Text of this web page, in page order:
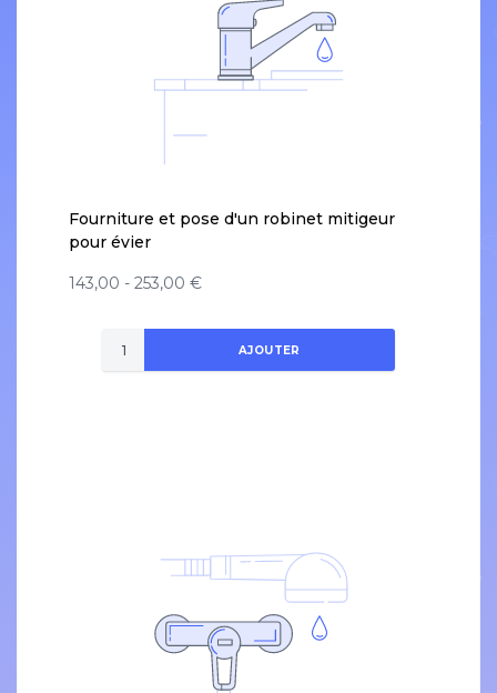
Fourniture et pose d'un robinet mitigeur
pour évier
143,00 - 253,00 €
AJOUTER